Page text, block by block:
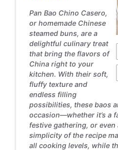
Pan Bao Chino Casero,
or homemade Chinese
steamed buns, are a
delightful culinary treat
that bring the flavors of
China right to your
kitchen. With their soft,
fluffy texture and
endless filling
possibilities, these baos
occasion—whether it’s a
festive gathering, or even
simplicity of the recipe
all cooking levels, while